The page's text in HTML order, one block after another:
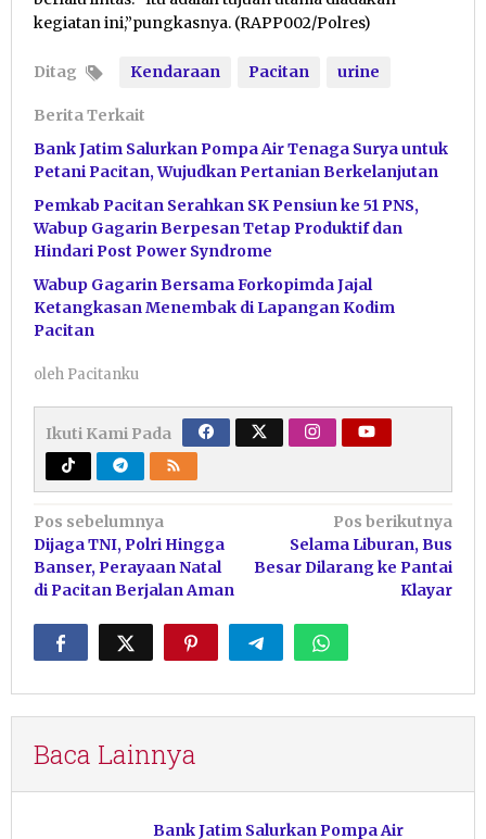
kegiatan ini,”pungkasnya. (RAPP002/Polres)
Ditag Kendaraan Pacitan urine
Berita Terkait
Bank Jatim Salurkan Pompa Air Tenaga Surya untuk
Petani Pacitan, Wujudkan Pertanian Berkelanjutan
Pemkab Pacitan Serahkan SK Pensiun ke 51 PNS,
Wabup Gagarin Berpesan Tetap Produktif dan
Hindari Post Power Syndrome
Wabup Gagarin Bersama Forkopimda Jajal
Ketangkasan Menembak di Lapangan Kodim
Pacitan
oleh Pacitanku
Ikuti Kami Pada
Navigasi
pos
Pos sebelumnya
Dijaga TNI, Polri Hingga
Banser, Perayaan Natal
di Pacitan Berjalan Aman
Pos berikutnya
Selama Liburan, Bus
Besar Dilarang ke Pantai
Klayar
Baca Lainnya
Bank Jatim Salurkan Pompa Air